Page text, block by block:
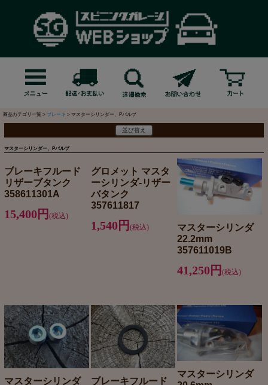
商品カテゴリ一覧 > ブレーキ > マスターシリンダー、Pバルブ
並び替え
マスターシリンダー、Pバルブ
ブレーキフルード
リザーブタンク
358611301A
15,400円 (税込)
グロメット マスタ
ーシリンダ-リザー
バタンク
357611817
1,540円 (税込)
マスターシリンダ
22.2mm
357611019B
41,250円(税込)
マスターシリンダ
ブレーキフルード
マスターシリンダ